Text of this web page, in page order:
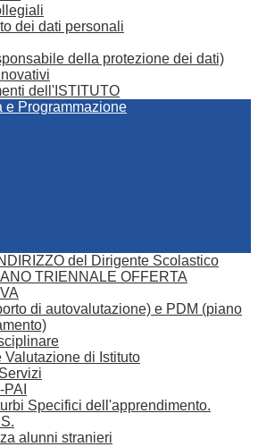
dei dati personali
della protezione dei dati)
dell'ISTITUTO
e Programmazione
del Dirigente Scolastico
TRIENNALE OFFERTA
di autovalutazione) e PDM (piano
Valutazione di Istituto
Specifici dell'apprendimento.
alunni stranieri